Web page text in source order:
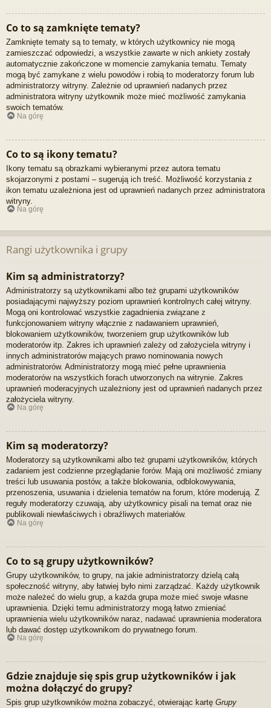
Co to są zamknięte tematy?
Zamknięte tematy są to tematy, w których użytkownicy nie mogą
zamieszczać odpowiedzi, a wszystkie zawarte w nich ankiety zostały
automatycznie zakończone w momencie zamykania tematu. Tematy
mogą być zamykane z wielu powodów i robią to moderatorzy forum lub
administratorzy witryny. Zależnie od uprawnień nadanych przez
administratora witryny użytkownik może mieć możliwość zamykania
swoich tematów.
Na górę
Co to są ikony tematu?
Ikony tematu są obrazkami wybieranymi przez autora tematu
skojarzonymi z postami – sugerują ich treść. Możliwość korzystania z
ikon tematu uzależniona jest od uprawnień nadanych przez administratora
witryny.
Na górę
Rangi użytkownika i grupy
Kim są administratorzy?
Administratorzy są użytkownikami albo też grupami użytkowników
posiadającymi najwyższy poziom uprawnień kontrolnych całej witryny.
Mogą oni kontrolować wszystkie zagadnienia związane z
funkcjonowaniem witryny włącznie z nadawaniem uprawnień,
blokowaniem użytkowników, tworzeniem grup użytkowników lub
moderatorów itp. Zakres ich uprawnień zależy od założyciela witryny i
innych administratorów mających prawo nominowania nowych
administratorów. Administratorzy mogą mieć pełne uprawnienia
moderatorów na wszystkich forach utworzonych na witrynie. Zakres
uprawnień moderacyjnych uzależniony jest od uprawnień nadanych przez
założyciela witryny.
Na górę
Kim są moderatorzy?
Moderatorzy są użytkownikami albo też grupami użytkowników, których
zadaniem jest codzienne przeglądanie forów. Mają oni możliwość zmiany
treści lub usuwania postów, a także blokowania, odblokowywania,
przenoszenia, usuwania i dzielenia tematów na forum, które moderują. Z
reguły moderatorzy czuwają, aby użytkownicy pisali na temat oraz nie
publikowali niewłaściwych i obraźliwych materiałów.
Na górę
Co to są grupy użytkowników?
Grupy użytkowników, to grupy, na jakie administratorzy dzielą całą
społeczność witryny, aby łatwiej było nimi zarządzać. Każdy użytkownik
może należeć do wielu grup, a każda grupa może mieć swoje własne
uprawnienia. Dzięki temu administratorzy mogą łatwo zmieniać
uprawnienia wielu użytkowników naraz, nadawać uprawnienia moderatora
lub dawać dostęp użytkownikom do prywatnego forum.
Na górę
Gdzie znajduje się spis grup użytkowników i jak
można dołączyć do grupy?
Spis grup użytkowników można zobaczyć, otwierając kartę Grupy